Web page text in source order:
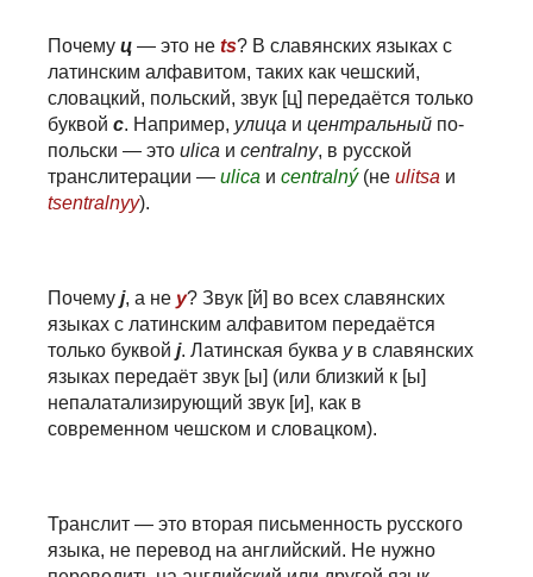
Почему ц — это не ts? В славянских языках с
латинским алфавитом, таких как чешский,
словацкий, польский, звук [ц] передаётся только
буквой c. Например, улица и центральный по-
польски — это ulica и centralny, в русской
транслитерации — ulica и centralný(не ulitsa и
tsentralnyy).
Почему j, а не y? Звук [й] во всех славянских
языках с латинским алфавитом передаётся
только буквой j. Латинская буква yв славянских
языках передаёт звук [ы] (или близкий к [ы]
непалатализирующий звук [и], как в
современном чешском и словацком).
Транслит — это вторая письменность русского
языка, не перевод на английский. Не нужно